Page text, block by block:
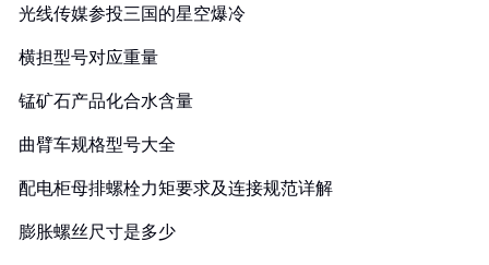
光线传媒参投三国的星空爆冷
横担型号对应重量
锰矿石产品化合水含量
曲臂车规格型号大全
配电柜母排螺栓力矩要求及连接规范详解
膨胀螺丝尺寸是多少